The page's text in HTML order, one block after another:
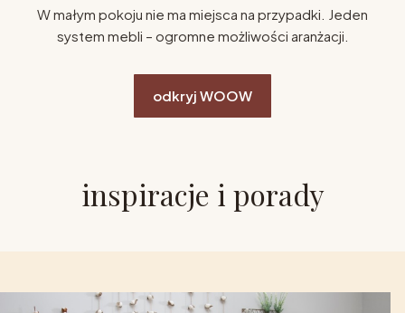
W małym pokoju nie ma miejsca na przypadki. Jeden
system mebli – ogromne możliwości aranżacji.
odkryj WOOW
inspiracje i porady